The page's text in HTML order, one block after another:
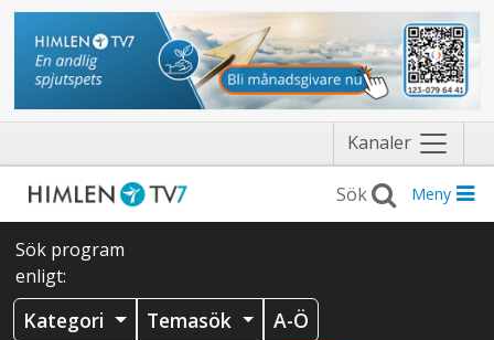
Kanaler Näytä
valikko
Meny
Sök program
enligt:
Kategori Temasök A-Ö